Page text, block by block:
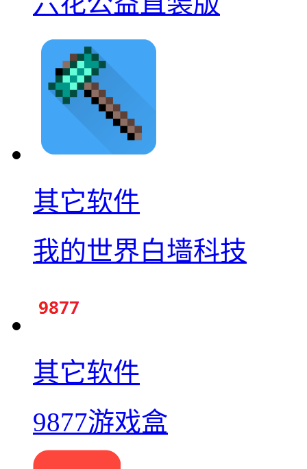
其它软件
我的世界白墙科技
其它软件
9877游戏盒